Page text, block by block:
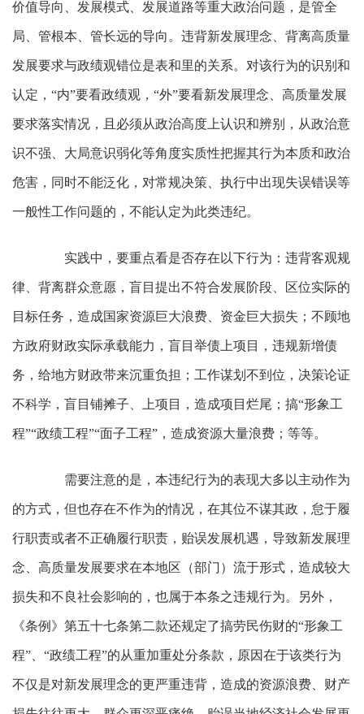
价值导向、发展模式、发展道路等重大政治问题，是管全
局、管根本、管长远的导向。违背新发展理念、背离高质量
发展要求与政绩观错位是表和里的关系。对该行为的识别和
认定，“内”要看政绩观，“外”要看新发展理念、高质量发展
要求落实情况，且必须从政治高度上认识和辨别，从政治意
识不强、大局意识弱化等角度实质性把握其行为本质和政治
危害，同时不能泛化，对常规决策、执行中出现失误错误等
一般性工作问题的，不能认定为此类违纪。
实践中，要重点看是否存在以下行为：违背客观规
律、背离群众意愿，盲目提出不符合发展阶段、区位实际的
目标任务，造成国家资源巨大浪费、资金巨大损失；不顾地
方政府财政实际承载能力，盲目举债上项目，违规新增债
务，给地方财政带来沉重负担；工作谋划不到位，决策论证
不科学，盲目铺摊子、上项目，造成项目烂尾；搞“形象工
程”“政绩工程”“面子工程”，造成资源大量浪费；等等。
需要注意的是，本违纪行为的表现大多以主动作为
的方式，但也存在不作为的情况，在其位不谋其政，怠于履
行职责或者不正确履行职责，贻误发展机遇，导致新发展理
念、高质量发展要求在本地区（部门）流于形式，造成较大
损失和不良社会影响的，也属于本条之违规行为。另外，
《条例》第五十七条第二款还规定了搞劳民伤财的“形象工
程”、“政绩工程”的从重加重处分条款，原因在于该类行为
不仅是对新发展理念的更严重违背，造成的资源浪费、财产